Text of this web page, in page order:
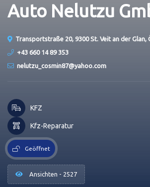
Auto Nelutzu
Transportstraße 20, 9300 St. Veit an der Glan,
+43 660 14 89 353
nelutzu_cosmin87@yahoo.com
KFZ
Kfz-Reparatur
Geöffnet
Ansichten - 2527